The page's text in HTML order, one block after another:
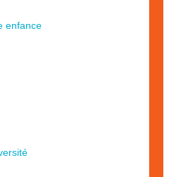
enfance